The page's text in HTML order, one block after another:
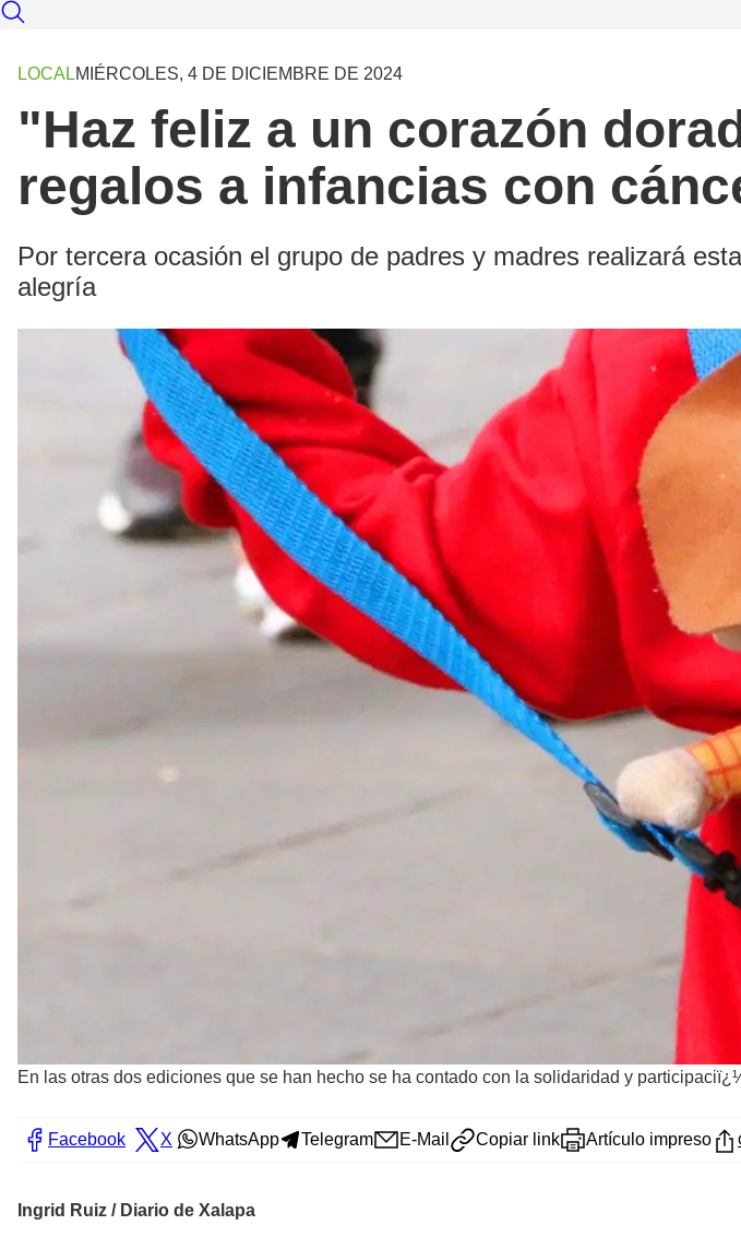
LOCALMIÉRCOLES, 4 DE DICIEMBRE DE 2024
"Haz feliz a un corazón
regalos a infancias con
Por tercera ocasión el grupo de padres y madres realizará
alegría
En las otras dos ediciones que se han hecho se ha contado con la solidaridad y
Facebook X WhatsApp Telegram E-Mail Copiar link Artículo impreso
Ingrid Ruiz / Diario de Xalapa